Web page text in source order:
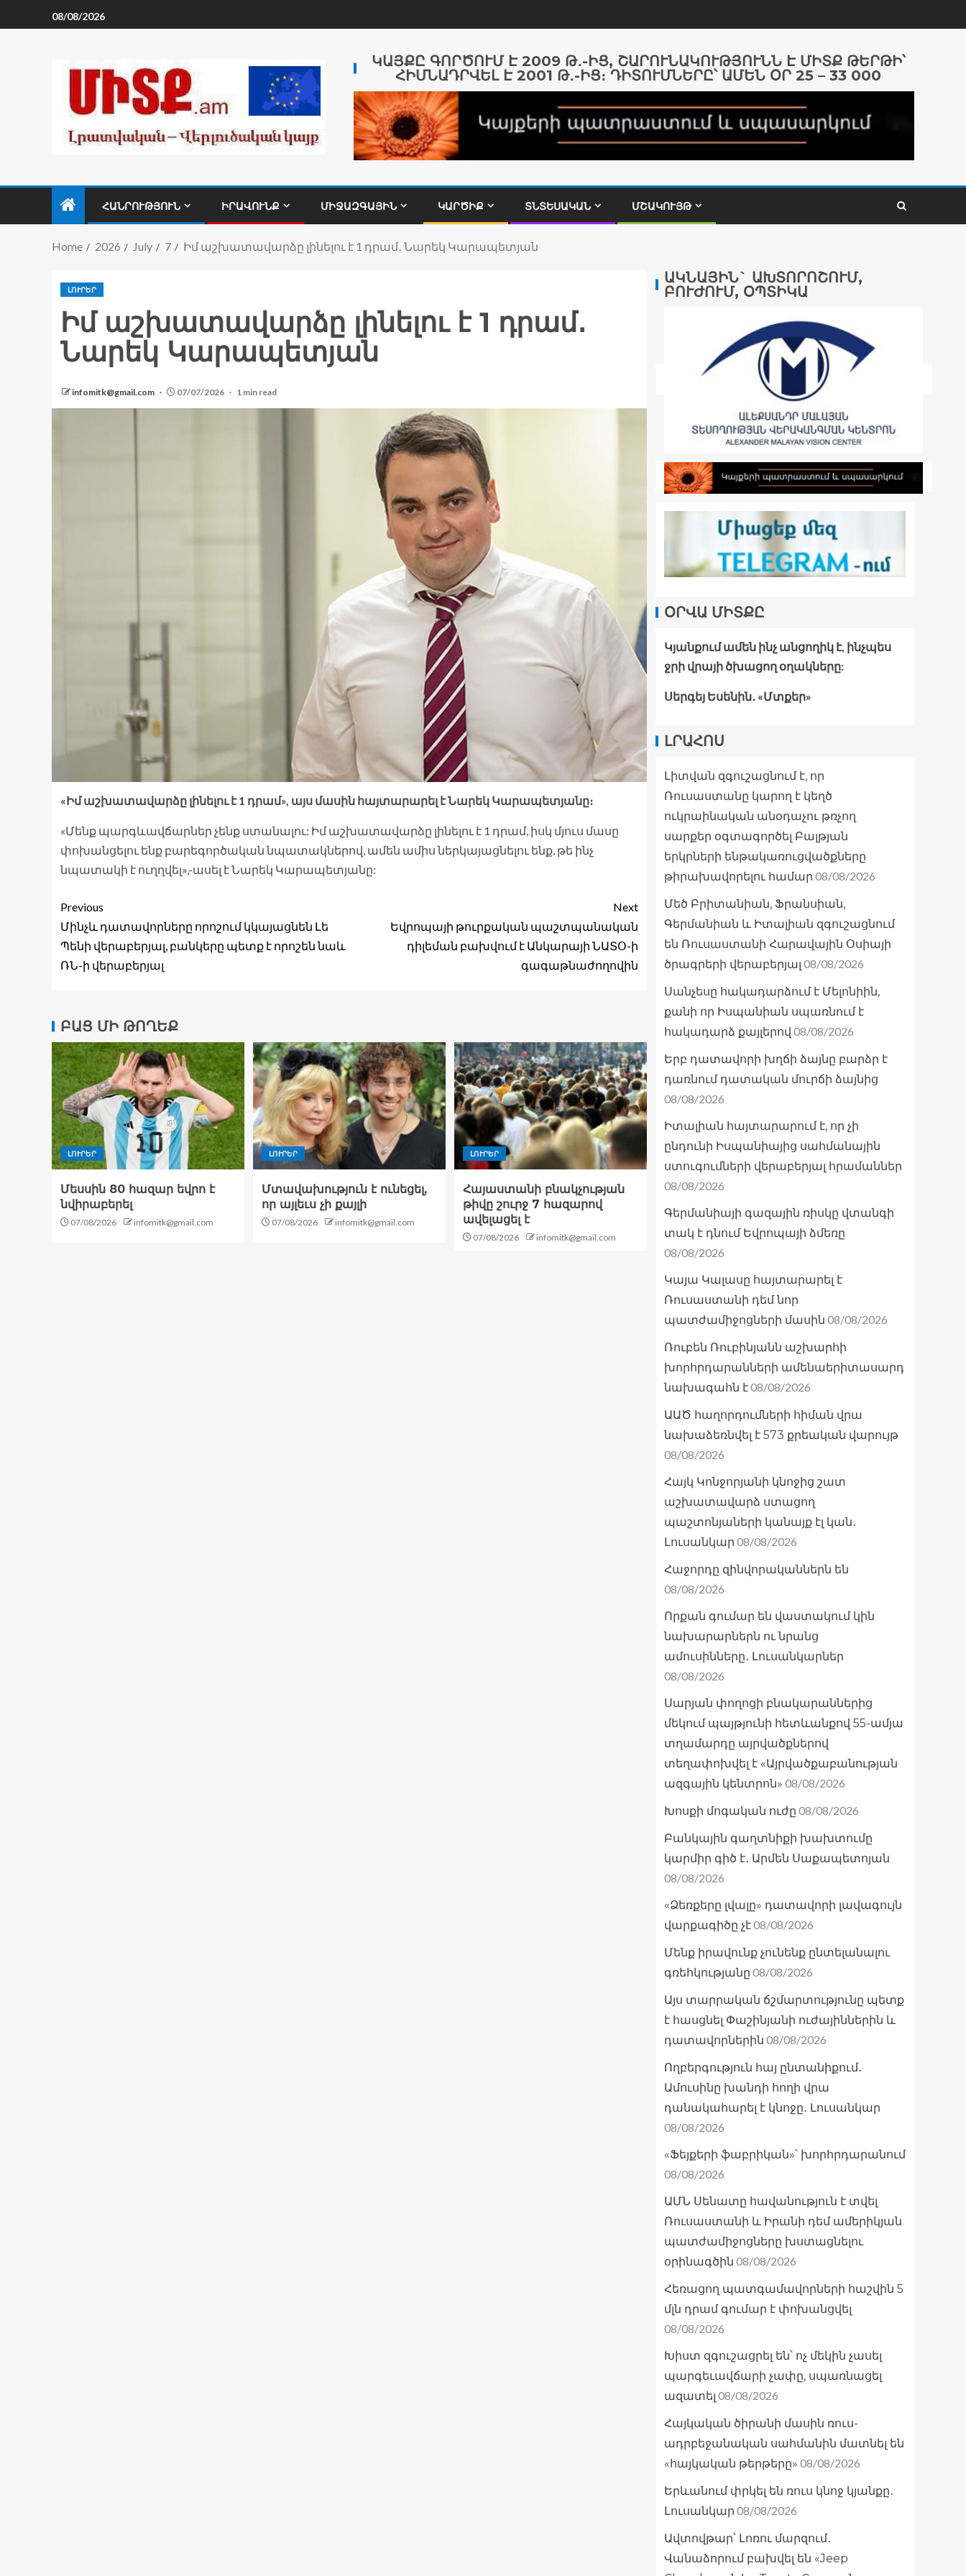
08/08/2026
ԿԱՅՔԸ ԳՈՐԾՈՒՄ Է 2009 Թ․-ԻՑ, ՇԱՐՈՒՆԱԿՈՒԹՅՈՒՆՆ Է ՄԻՏՔ ԹԵՐԹԻ՝
ՀԻՄՆԱԴՐՎԵԼ Է 2001 Թ․-ԻՑ։ ԴԻՏՈՒՄՆԵՐԸ՝ ԱՄԵՆ ՕՐ 25 – 33 000
ՀԱՆՐՈՒԹՅՈՒՆ ԻՐԱՎՈՒՆՔ ՄԻՋԱԶԳԱՅԻՆ ԿԱՐԾԻՔ ՏՆՏԵՍԱԿԱՆ ՄՇԱԿՈՒՅԹ
Home 2026 July 7 Իմ աշխատավարձը լինելու է 1 դրամ․ Նարեկ Կարապետյան
ԼՈՒՐԵՐ
Իմ աշխատավարձը լինելու է 1 դրամ․
Նարեկ Կարապետյան
infomitk@gmail.com 07/07/2026 1 min read
«Իմ աշխատավարձը լինելու է 1 դրամ», այս մասին հայտարարել է Նարեկ Կարապետյանը։
«Մենք պարգևավճարներ չենք ստանալու: Իմ աշխատավարձը լինելու է 1 դրամ, իսկ մյուս մասը
փոխանցելու ենք բարեգործական նպատակներով, ամեն ամիս ներկայացնելու ենք, թե ինչ
նպատակի է ուղղվել»,-ասել է Նարեկ Կարապետյանը:
Previous
Մինչև դատավորները որոշում կկայացնեն Լե
Պենի վերաբերյալ, բանկերը պետք է որոշեն նաև
ՌՆ-ի վերաբերյալ
Next
Եվրոպայի թուրքական պաշտպանական
դիլեման բախվում է Անկարայի ՆԱՏՕ-ի
գագաթնաժողովին
ԲԱՑ ՄԻ ԹՈՂԵՔ
ԼՈՒՐԵՐ
Մեսսին 80 հազար եվրո է
նվիրաբերել
07/08/2026 infomitk@gmail.com
ԼՈՒՐԵՐ
Մտավախություն է ունեցել,
որ այլեւս չի քայլի
07/08/2026 infomitk@gmail.com
ԼՈՒՐԵՐ
Հայաստանի բնակչության
թիվը շուրջ 7 հազարով
ավելացել է
07/08/2026 infomitk@gmail.com
ԱԿՆԱՅԻՆ` ԱԽՏՈՐՈՇՈՒՄ,
ԲՈՒԺՈՒՄ, ՕՊՏԻԿԱ
ՕՐՎԱ ՄԻՏՔԸ
Կյանքում ամեն ինչ անցողիկ է, ինչպես
ջրի վրայի ծխացող օղակները:
Սերգեյ Եսենին․ «Մտքեր»
ԼՐԱՀՈՍ
Լիտվան զգուշացնում է, որ
Ռուսաստանը կարող է կեղծ
ուկրաինական անօդաչու թռչող
սարքեր օգտագործել Բալթյան
երկրների ենթակառուցվածքները
թիրախավորելու համար 08/08/2026
Մեծ Բրիտանիան, Ֆրանսիան,
Գերմանիան և Իտալիան զգուշացնում
են Ռուսաստանի Հարավային Օսիայի
ծրագրերի վերաբերյալ 08/08/2026
Սանչեսը հակադարձում է Մելոնիին,
քանի որ Իսպանիան սպառնում է
հակադարձ քայլերով 08/08/2026
Երբ դատավորի խղճի ձայնը բարձր է
դառնում դատական մուրճի ձայնից
08/08/2026
Իտալիան հայտարարում է, որ չի
ընդունի Իսպանիայից սահմանային
ստուգումների վերաբերյալ հրամաններ
08/08/2026
Գերմանիայի գազային ռիսկը վտանգի
տակ է դնում Եվրոպայի ձմեռը
08/08/2026
Կայա Կալասը հայտարարել է
Ռուսաստանի դեմ նոր
պատժամիջոցների մասին 08/08/2026
Ռուբեն Ռուբինյանն աշխարհի
խորհրդարանների ամենաերիտասարդ
նախագահն է08/08/2026
ԱԱԾ հաղորդումների հիման վրա
նախաձեռնվել է 573 քրեական վարույթ
08/08/2026
Հայկ Կոնջորյանի կնոջից շատ
աշխատավարձ ստացող
պաշտոնյաների կանայք էլ կան․
Լուսանկար 08/08/2026
Հաջորդը զինվորականներն են
08/08/2026
Որքան գումար են վաստակում կին
նախարարներն ու նրանց
ամուսինները․ Լուսանկարներ
08/08/2026
Սարյան փողոցի բնակարաններից
մեկում պայթյունի հետևանքով 55-ամյա
տղամարդը այրվածքներով
տեղափոխվել է «Այրվածքաբանության
ազգային կենտրոն» 08/08/2026
Խոսքի մոգական ուժը 08/08/2026
Բանկային գաղտնիքի խախտումը
կարմիր գիծ է․ Արմեն Սաքապետոյան
08/08/2026
«Ձեռքերը լվալը» դատավորի լավագույն
վարքագիծը չէ08/08/2026
Մենք իրավունք չունենք ընտելանալու
գռեհկությանը 08/08/2026
Այս տարրական ճշմարտությունը պետք
է հասցնել Փաշինյանի ուժայիններին և
դատավորներին 08/08/2026
Ողբերգություն հայ ընտանիքում․
Ամուսինը խանդի հողի վրա
դանակահարել է կնոջը․ Լուսանկար
08/08/2026
«Ֆեյքերի ֆաբրիկան»՝ խորհրդարանում
08/08/2026
ԱՄՆ Սենատը հավանություն է տվել
Ռուսաստանի և Իրանի դեմ ամերիկյան
պատժամիջոցները խստացնելու
օրինագծին 08/08/2026
Հեռացող պատգամավորների հաշվին 5
մլն դրամ գումար է փոխանցվել
08/08/2026
Խիստ զգուշացրել են՝ ոչ մեկին չասել
պարգեւավճարի չափը, սպառնացել
ազատել 08/08/2026
Հայկական ծիրանի մասին ռուս-
ադրբեջանական սահմանին մատնել են
«հայկական թերթերը» 08/08/2026
Երևանում փրկել են ռուս կնոջ կյանքը․
Լուսանկար 08/08/2026
Ավտովթար՝ Լոռու մարզում․
Վանաձորում բախվել են «Jeep